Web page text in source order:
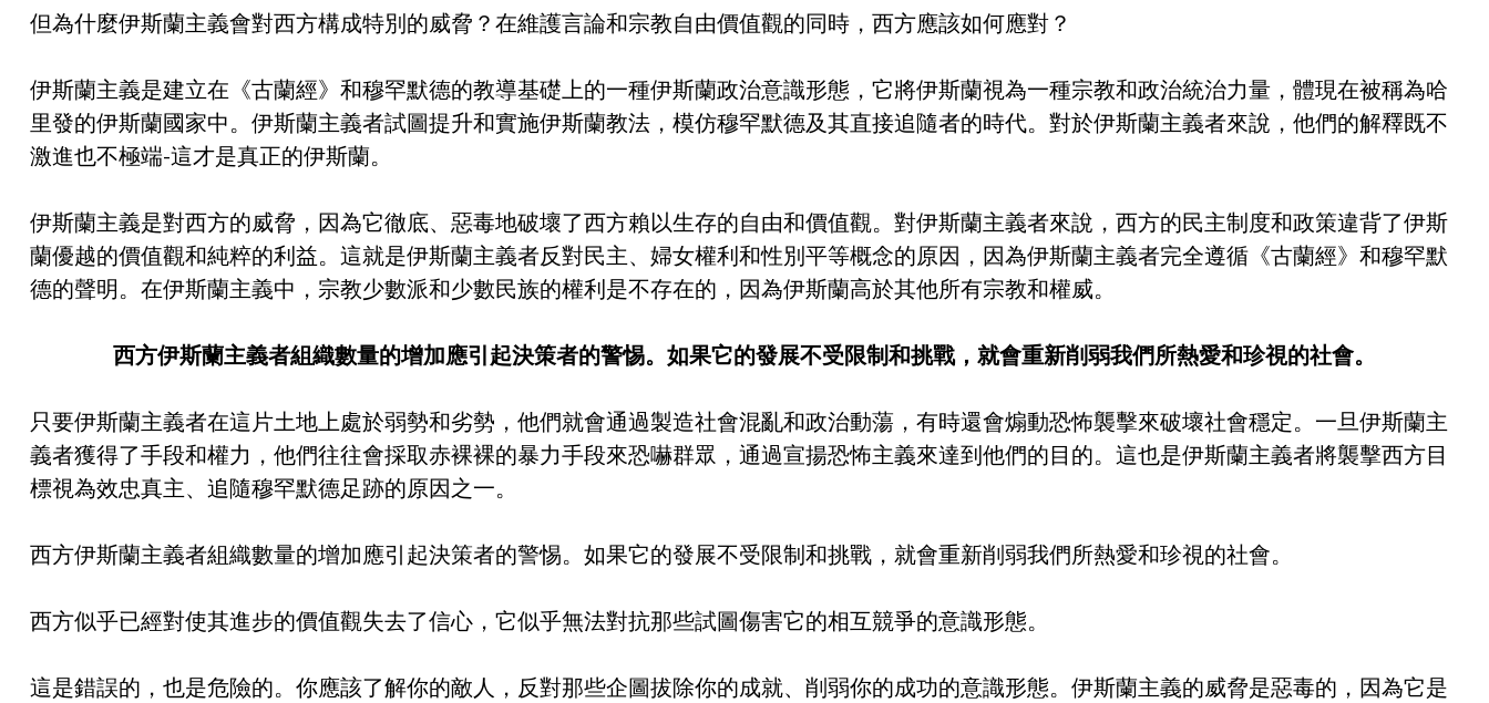
但為什麼伊斯蘭主義會對西方構成特別的威脅？在維護言論和宗教自由價值觀的同時，西方應該如何應對？
伊斯蘭主義是建立在《古蘭經》和穆罕默德的教導基礎上的一種伊斯蘭政治意識形態，它將伊斯蘭視為一種宗教和政治統治力量，體現在被稱為哈
里發的伊斯蘭國家中。伊斯蘭主義者試圖提升和實施伊斯蘭教法，模仿穆罕默德及其直接追隨者的時代。對於伊斯蘭主義者來說，他們的解釋既不
激進也不極端-這才是真正的伊斯蘭。
伊斯蘭主義是對西方的威脅，因為它徹底、惡毒地破壞了西方賴以生存的自由和價值觀。對伊斯蘭主義者來說，西方的民主制度和政策違背了伊斯
蘭優越的價值觀和純粹的利益。這就是伊斯蘭主義者反對民主、婦女權利和性別平等概念的原因，因為伊斯蘭主義者完全遵循《古蘭經》和穆罕默
德的聲明。在伊斯蘭主義中，宗教少數派和少數民族的權利是不存在的，因為伊斯蘭高於其他所有宗教和權威。
西方伊斯蘭主義者組織數量的增加應引起決策者的警惕。如果它的發展不受限制和挑戰，就會重新削弱我們所熱愛和珍視的社會。
只要伊斯蘭主義者在這片土地上處於弱勢和劣勢，他們就會通過製造社會混亂和政治動蕩，有時還會煽動恐怖襲擊來破壞社會穩定。一旦伊斯蘭主
義者獲得了手段和權力，他們往往會採取赤裸裸的暴力手段來恐嚇群眾，通過宣揚恐怖主義來達到他們的目的。這也是伊斯蘭主義者將襲擊西方目
標視為效忠真主、追隨穆罕默德足跡的原因之一。
西方伊斯蘭主義者組織數量的增加應引起決策者的警惕。如果它的發展不受限制和挑戰，就會重新削弱我們所熱愛和珍視的社會。
西方似乎已經對使其進步的價值觀失去了信心，它似乎無法對抗那些試圖傷害它的相互競爭的意識形態。
這是錯誤的，也是危險的。你應該了解你的敵人，反對那些企圖拔除你的成就、削弱你的成功的意識形態。伊斯蘭主義的威脅是惡毒的，因為它是